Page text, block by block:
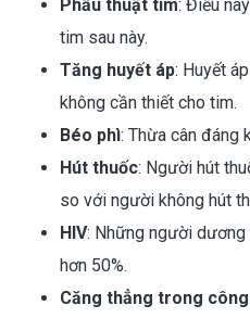
Phẫu thuật tim: Điều
tim sau này.
Tăng huyết áp: Huyết
không cần thiết cho tim.
Béo phì: Thừa cân đáng
Hút thuốc: Người hút
so với người không hút
HIV: Những người
hơn 50%.
Căng thẳng trong